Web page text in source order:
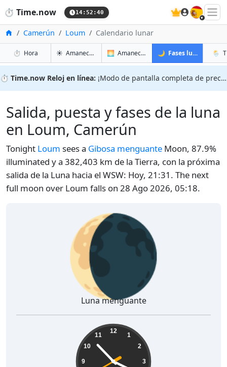
⏱️ Time.now 14:52:41 🇪🇸
InicioCamerún Loum Calendario lunar
⏱️ Horaen Loum
☀️ Amanecer y atardecer en Loum
🌅 Amanecer y atardecer mañana en
🌙 Fases lunares en
🌦️
⏱️ Time.now Reloj en línea: ¡Modo de pantalla completa de precisión!
Salida, puesta y fases de la luna
en Loum, Camerún
Tonight Loum sees a Gibosa menguante Moon, 87.9%
illuminated y a 382,403 km de la Tierra, con la próxima
salida de la Luna hacia el WSW: Hoy, 21:31. The next
full moon over Loum falls on 28 Ago 2026, 05:18.
🌘
Luna menguante
12
1
2
3
9
10
11